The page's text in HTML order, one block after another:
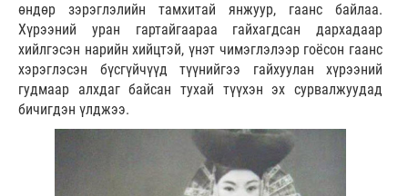
өндөр зэрэглэлийн тамхитай янжуур, гаанс байлаа.
Хүрээний уран гартайгаараа гайхагдсан дархадаар
хийлгэсэн нарийн хийцтэй, үнэт чимэглэлээр гоёсон гаанс
хэрэглэсэн бүсгүйчүүд түүнийгээ гайхуулан хүрээний
гудмаар алхдаг байсан тухай түүхэн эх сурвалжуудад
бичигдэн үлджээ.